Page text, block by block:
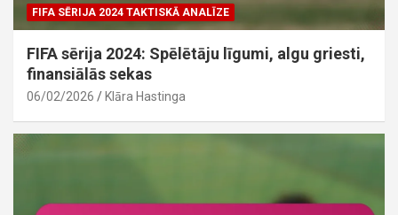
FIFA SĒRIJA 2024 TAKTISKĀ ANALĪZE
FIFA sērija 2024: Spēlētāju līgumi, algu griesti,
finansiālās sekas
06/02/2026 Klāra Hastinga